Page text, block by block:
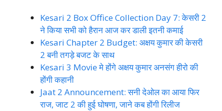
Kesari 2 Box Office Collection Day 7: केसरी 2
ने किया सभी को हैरान आज कर डाली इतनी कमाई
Kesari Chapter 2 Budget: अक्षय कुमार की केसरी
2 बनी तगड़े बजट के साथ
Kesari 3 Movie मे होंगे अक्षय कुमार अनसंग हीरो की
होंगी कहानी
Jaat 2 Announcement: सनी देओल का आया फिर
राज, जाट 2 की हुई घोषणा, जाने कब होंगी रिलीज